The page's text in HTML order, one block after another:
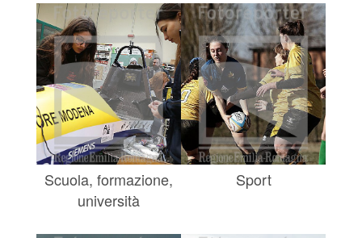
Scuola, formazione,
università
Sport